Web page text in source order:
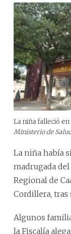
La niña falleció en
Ministerio de
La niña había
madrugada
Regional de
Cordillera,
Algunos
la Fiscalía